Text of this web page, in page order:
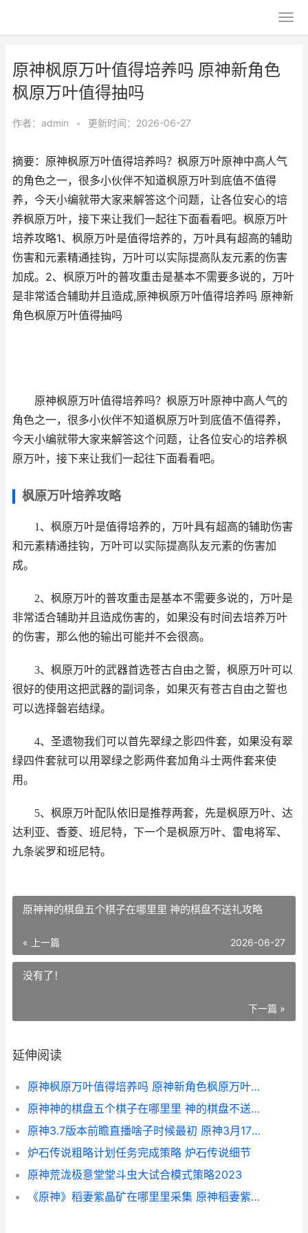
原神枫原万叶值得培养吗 原神新角色
枫原万叶值得抽吗
作者： admin • 更新时间：2026-06-27
摘要：原神枫原万叶值得培养吗？枫原万叶原神中高人气
的角色之一，很多小伙伴不知道枫原万叶到底值不值得
养，今天小编就带大家来解答这个问题，让各位安心的培
养枫原万叶，接下来让我们一起往下面看看吧。枫原万叶
培养攻略1、枫原万叶是值得培养的，万叶具有超高的辅助
伤害和元素精通挂钩，万叶可以实际提高队友元素的伤害
加成。2、枫原万叶的普攻重击是基本不需要多说的，万叶
是非常适合辅助并且造成,原神枫原万叶值得培养吗 原神新
角色枫原万叶值得抽吗
原神枫原万叶值得培养吗？枫原万叶原神中高人气的
角色之一，很多小伙伴不知道枫原万叶到底值不值得养，
今天小编就带大家来解答这个问题，让各位安心的培养枫
原万叶，接下来让我们一起往下面看看吧。
枫原万叶培养攻略
1、枫原万叶是值得培养的，万叶具有超高的辅助伤害
和元素精通挂钩，万叶可以实际提高队友元素的伤害加
成。
2、枫原万叶的普攻重击是基本不需要多说的，万叶是
非常适合辅助并且造成伤害的，如果没有时间去培养万叶
的伤害，那么他的输出可能并不会很高。
3、枫原万叶的武器首选苍古自由之誓，枫原万叶可以
很好的使用这把武器的副词条，如果灭有苍古自由之誓也
可以选择磐岩结绿。
4、圣遗物我们可以首先翠绿之影四件套，如果没有翠
绿四件套就可以用翠绿之影两件套加角斗士两件套来使
用。
5、枫原万叶配队依旧是推荐两套，先是枫原万叶、达
达利亚、香菱、班尼特，下一个是枫原万叶、雷电将军、
九条裟罗和班尼特。
原神神的棋盘五个棋子在哪里里 神的棋盘不送礼攻略
« 上一篇 2026-06-27
没有了！
下一篇 »
延伸阅读
原神枫原万叶值得培养吗 原神新角色枫原万叶值得抽吗
原神神的棋盘五个棋子在哪里里 神的棋盘不送礼攻略
原神3.7版本前瞻直播啥子时候最初 原神3月17更新
炉石传说粗略计划任务完成策略 炉石传说细节
原神荒泷极意堂堂斗虫大试合模式策略2023
《原神》稻妻紫晶矿在哪里里采集 原神稻妻紫晶块在哪里